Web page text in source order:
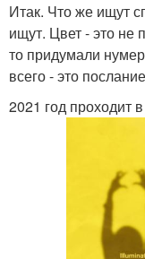
Итак. Что же ищут
ищут. Цвет - это не
то придумали
всего - это
2021 год проходит